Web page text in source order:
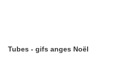
Tubes - gifs anges Noël